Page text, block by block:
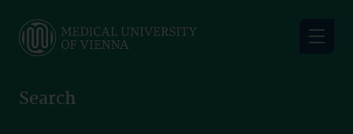
main
Search